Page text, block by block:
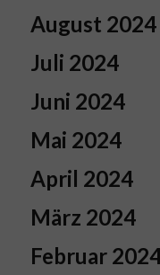
August 2024
Juli 2024
Juni 2024
Mai 2024
April 2024
März 2024
Februar